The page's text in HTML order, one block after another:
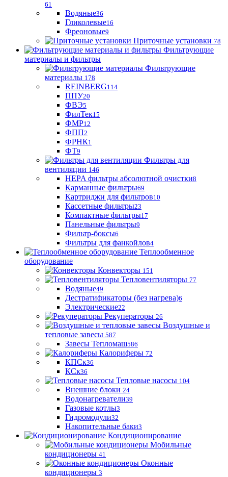
61
Водяные36
Гликолевые16
Фреоновые9
Приточные установки 78
Фильтрующие
материалы и фильтры
Фильтрующие
материaлы 178
REINBERG114
ППУ20
ФВЭ5
ФилТек15
ФМР12
ФПП2
ФРНК1
ФТ9
Фильтры для
вентиляции 146
HEPA фильтры абсолютной очистки8
Карманные фильтры69
Картриджи для фильтров10
Кассетные фильтры23
Компактные фильтры17
Панельные фильтры9
Фильтр-боксы6
Фильтры для фанкойлов4
Теплообменное
оборудование
Конвекторы 151
Тепловентиляторы 77
Водяные49
Дестратификаторы (без нагрева)6
Электрические22
Рекуператоры 26
Воздушные и
тепловые завесы 587
Завесы Тепломаш586
Калориферы 72
КПСк36
КСк36
Тепловые насосы 104
Внешние блоки 24
Водонагреватели39
Газовые котлы3
Гидромодули32
Накопительные баки3
Кондиционирование
Мобильные
кондиционеры 41
Оконные
кондиционеры 3